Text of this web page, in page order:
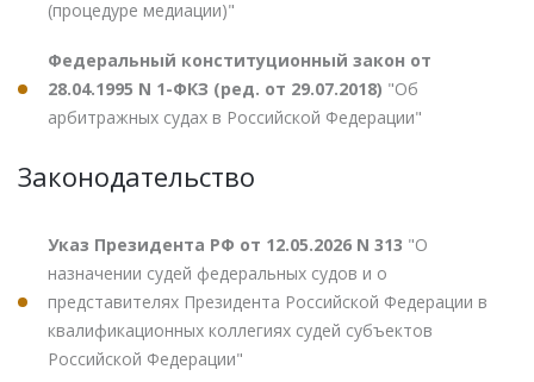
(процедуре медиации)"
Федеральный конституционный закон от
28.04.1995 N 1-ФКЗ (ред. от 29.07.2018) "Об
арбитражных судах в Российской Федерации"
Законодательство
Указ Президента РФ от 12.05.2026 N 313 "О
назначении судей федеральных судов и о
представителях Президента Российской Федерации в
квалификационных коллегиях судей субъектов
Российской Федерации"